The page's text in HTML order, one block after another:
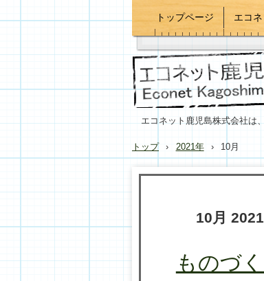
エコネット鹿児島株式会社は
トップページ エコ
トップ › 2021年 › 10月
10月 2021
ものづ